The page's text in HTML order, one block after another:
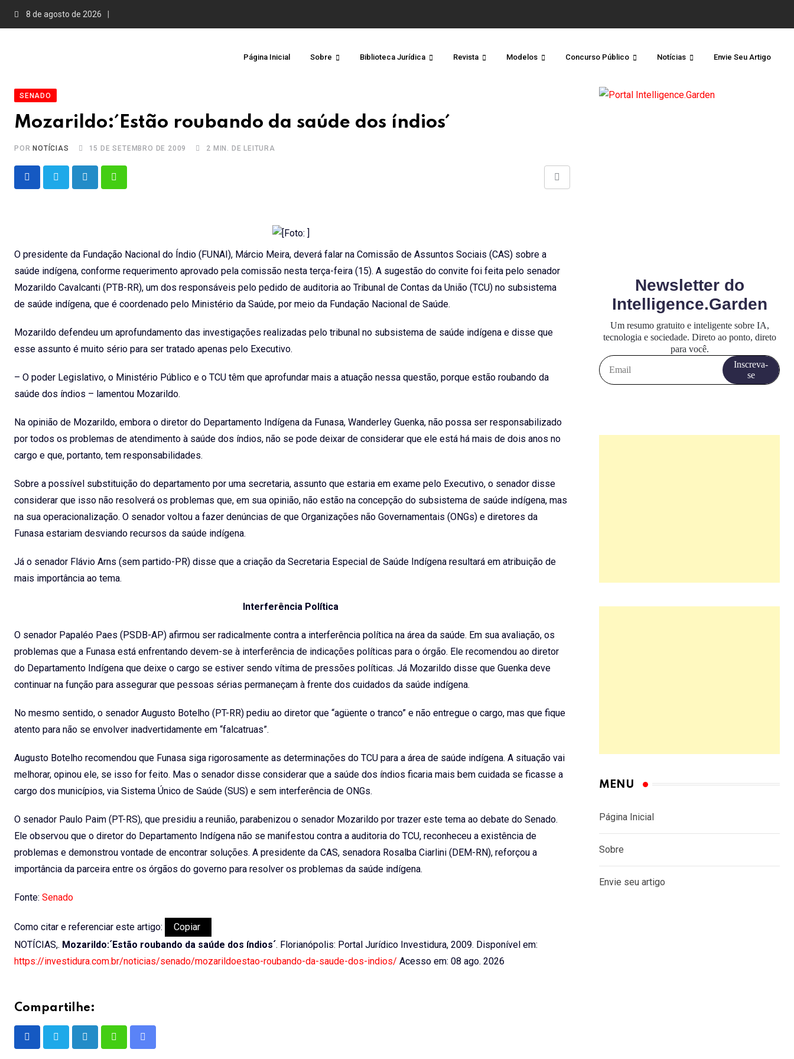
8 de agosto de 2026
Página Inicial Sobre Biblioteca Jurídica Revista Modelos Concurso Público Notícias Envie Seu Artigo
SENADO
Mozarildo:´Estão roubando da saúde dos índios´
PORNOTÍCIAS 15 DE SETEMBRO DE 2009 2 MIN. DE LEITURA
LinkedInWhatsapp
Share
O presidente da Fundação Nacional do Índio (FUNAI), Márcio Meira, deverá falar na Comissão de Assuntos Sociais (CAS) sobre a
saúde indígena, conforme requerimento aprovado pela comissão nesta terça-feira (15). A sugestão do convite foi feita pelo senador
Mozarildo Cavalcanti (PTB-RR), um dos responsáveis pelo pedido de auditoria ao Tribunal de Contas da União (TCU) no subsistema
de saúde indígena, que é coordenado pelo Ministério da Saúde, por meio da Fundação Nacional de Saúde.
Mozarildo defendeu um aprofundamento das investigações realizadas pelo tribunal no subsistema de saúde indígena e disse que
esse assunto é muito sério para ser tratado apenas pelo Executivo.
– O poder Legislativo, o Ministério Público e o TCU têm que aprofundar mais a atuação nessa questão, porque estão roubando da
saúde dos índios – lamentou Mozarildo.
Na opinião de Mozarildo, embora o diretor do Departamento Indígena da Funasa, Wanderley Guenka, não possa ser responsabilizado
por todos os problemas de atendimento à saúde dos índios, não se pode deixar de considerar que ele está há mais de dois anos no
cargo e que, portanto, tem responsabilidades.
Sobre a possível substituição do departamento por uma secretaria, assunto que estaria em exame pelo Executivo, o senador disse
considerar que isso não resolverá os problemas que, em sua opinião, não estão na concepção do subsistema de saúde indígena, mas
na sua operacionalização. O senador voltou a fazer denúncias de que Organizações não Governamentais (ONGs) e diretores da
Funasa estariam desviando recursos da saúde indígena.
Já o senador Flávio Arns (sem partido-PR) disse que a criação da Secretaria Especial de Saúde Indígena resultará em atribuição de
mais importância ao tema.
Interferência Política
O senador Papaléo Paes (PSDB-AP) afirmou ser radicalmente contra a interferência política na área da saúde. Em sua avaliação, os
problemas que a Funasa está enfrentando devem-se à interferência de indicações políticas para o órgão. Ele recomendou ao diretor
do Departamento Indígena que deixe o cargo se estiver sendo vítima de pressões políticas. Já Mozarildo disse que Guenka deve
continuar na função para assegurar que pessoas sérias permaneçam à frente dos cuidados da saúde indígena.
No mesmo sentido, o senador Augusto Botelho (PT-RR) pediu ao diretor que “agüente o tranco” e não entregue o cargo, mas que fique
atento para não se envolver inadvertidamente em “falcatruas”.
Augusto Botelho recomendou que Funasa siga rigorosamente as determinações do TCU para a área de saúde indígena. A situação vai
melhorar, opinou ele, se isso for feito. Mas o senador disse considerar que a saúde dos índios ficaria mais bem cuidada se ficasse a
cargo dos municípios, via Sistema Único de Saúde (SUS) e sem interferência de ONGs.
O senador Paulo Paim (PT-RS), que presidiu a reunião, parabenizou o senador Mozarildo por trazer este tema ao debate do Senado.
Ele observou que o diretor do Departamento Indígena não se manifestou contra a auditoria do TCU, reconheceu a existência de
problemas e demonstrou vontade de encontrar soluções. A presidente da CAS, senadora Rosalba Ciarlini (DEM-RN), reforçou a
importância da parceira entre os órgãos do governo para resolver os problemas da saúde indígena.
Fonte: Senado
Como citar e referenciar este artigo:
Copiar
NOTÍCIAS,. Mozarildo:´Estão roubando da saúde dos índios´. Florianópolis: Portal Jurídico Investidura, 2009. Disponível em:
https://investidura.com.br/noticias/senado/mozarildoestao-roubando-da-saude-dos-indios/ Acesso em: 08 ago. 2026
Compartilhe:
LinkedIn WhatsappShare
MENU
Página Inicial
Sobre
Envie seu artigo